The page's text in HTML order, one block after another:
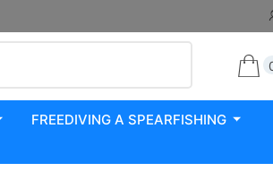
FREEDIVING A SPEARFISHING